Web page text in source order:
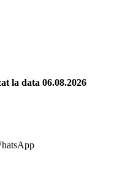
la data 06.08.2026